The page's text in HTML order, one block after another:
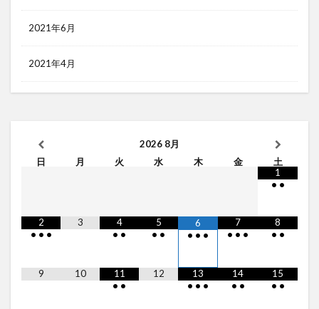
2021年6月
2021年4月
2026 8月
日
月 火 水 木 金
土
1
• •
2
• • •
3
4
• •
5
• •
6
• • •
7
• • •
8
• •
9 10
11
• •
12
13
• • •
14
• •
15
• •